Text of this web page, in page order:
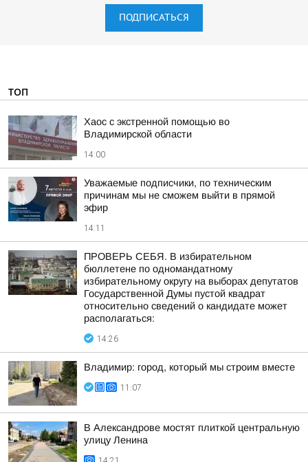
ПОДПИСАТЬСЯ
ТОП
Хаос с экстренной помощью во
Владимирской области
14:00
Уважаемые подписчики, по техническим
причинам мы не сможем выйти в прямой
эфир
14:11
ПРОВЕРЬ СЕБЯ. В избирательном
бюллетене по одномандатному
избирательному округу на выборах депутатов
Государственной Думы пустой квадрат
относительно сведений о кандидате может
располагаться:
14:26
Владимир: город, который мы строим вместе
11:07
В Александрове мостят плиткой центральную
улицу Ленина